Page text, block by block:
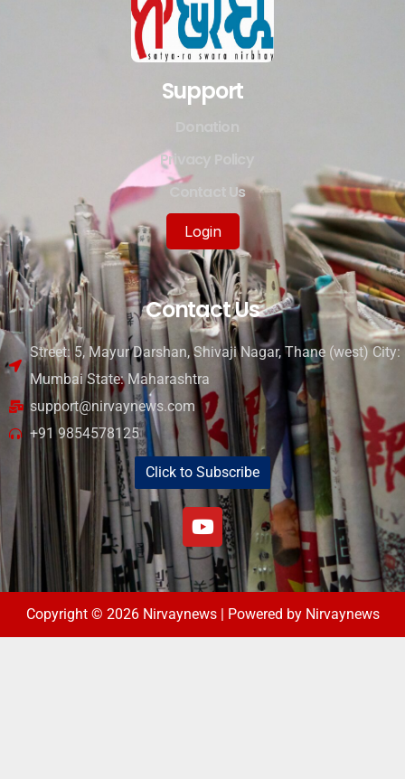
Support
Privacy Policy
Contact Us
Login
Contact Us
Street: 5, Mayur Darshan, Shivaji Nagar, Thane (west) City:
Mumbai State: Maharashtra
support@nirvaynews.com
+91 9854578125
Click to Subscribe
Copyright © 2026 Nirvaynews | Powered by Nirvaynews